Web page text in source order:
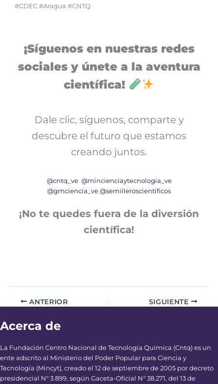
#CDEC #Aragua #CNTQ
¡Síguenos en nuestras redes
sociales y únete a la aventura
científica!
Dale clic, síguenos, comparte y
descubre el futuro que estamos
creando juntos.
@cntq_ve @mincienciaytecnologia_ve
@gmciencia_ve @semilleroscientificos
¡No te quedes fuera de la diversión
científica!
ANTERIOR SIGUIENTE
Acerca de
La Fundación Centro Nacional de Tecnología Química (Cntq) es un
ente adscrito al Ministerio del Poder Popular para Ciencia y
Tecnología (Mincyt), creado el 12 de septiembre de 2005 por decreto
presidencial N° 3.899, según Gaceta-Oficial N° 38.271, del 13 de